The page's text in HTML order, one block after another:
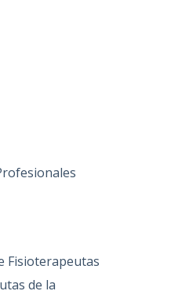
Fisioterapeutas
de la